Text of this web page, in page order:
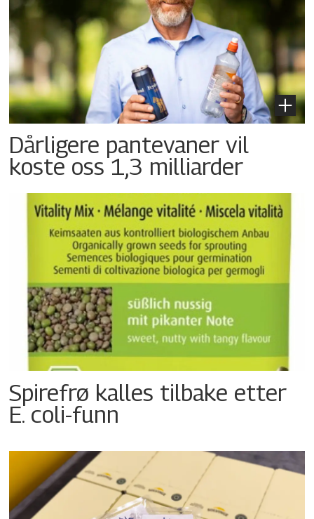
Dårligere pantevaner vil
koste oss 1,3 milliarder
Spirefrø kalles tilbake etter
E. coli-funn